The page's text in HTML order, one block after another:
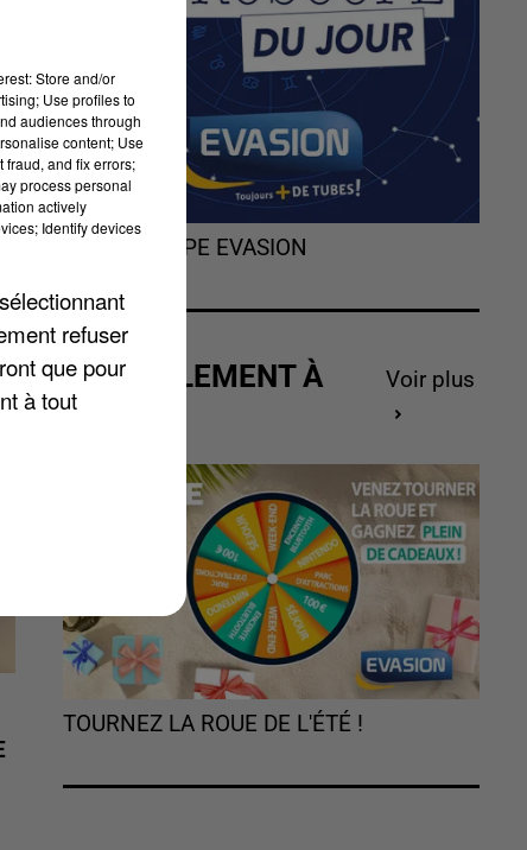
L'HOROSCOPE EVASION
ACTUELLEMENT À
GAGNER
Voir plus
TOURNEZ LA ROUE DE L'ÉTÉ !
Store and/or
Use profiles to
audiences through
content; Use
fraud, and fix errors;
process personal
actively
Identify devices
refuser
que pour
à tout